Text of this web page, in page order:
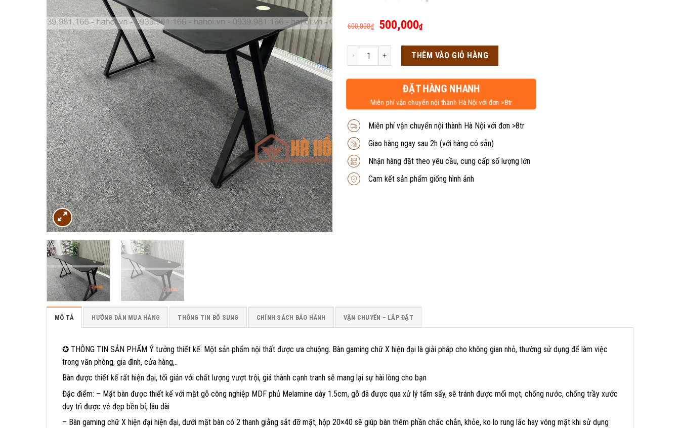
600,000₫
Giá
là:
600,000₫.
500,000₫Giá
tại
là:
Bàn gaming chữ X hiện đại số lượng
THÊM VÀO GIỎ HÀNG
ĐẶT HÀNG NHANH
Miễn phí vận chuyển nội thành Hà Nội với đơn >8tr
Miễn phí vận chuyển nội thành Hà Nội với đơn >8tr
Giao hàng ngay sau 2h (với hàng có sẵn)
Nhận hàng đặt theo yêu cầu, cung cấp số lượng lớn
Cam kết sản phẩm giống hình ảnh
MÔ TẢ HƯỚNG DẪN MUA HÀNG THÔNG TIN BỔ SUNG CHÍNH SÁCH BẢO HÀNH VẬN CHUYỂN – LẮP ĐẶT
✪ THÔNG TIN SẢN PHẨM Ý tưởng thiết kế: Một sản phẩm nội thất được ưa chuộng. Bàn gaming chữ X hiện đại là giải pháp cho không gian nhỏ, thường sử dụng để làm việc
trong văn phòng, gia đình, cửa hàng,..
Bàn được thiết kế rất hiện đại, tối giản với chất lượng vượt trội, giá thành cạnh tranh sẽ mang lại sự hài lòng cho bạn
Đặc điểm: – Mặt bàn được thiết kế với mặt gỗ công nghiệp MDF phủ Melamine dày 1.5cm, gỗ đã được qua xử lý tẩm sấy, sẽ tránh được mối mọt, chống nước, chống trầy xước
duy trì được vẻ đẹp bền bỉ, lâu dài
– Bàn gaming chữ X hiện đại hiện đại, dưới mặt bàn có 2 thanh giằng sắt đỡ mặt, hộp 20×40 sẽ giúp bàn thêm phần chắc chắn, khỏe, ko lo rung lắc hay võng mặt khi sử dụng